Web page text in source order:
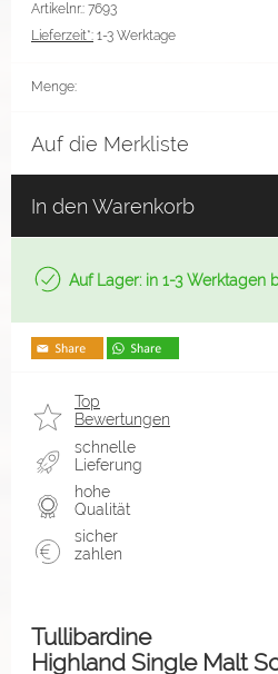
Artikelnr.: 7693
Lieferzeit*: 1-3 Werktage
Menge:
Auf die Merkliste
In den Warenkorb
Auf Lager: in 1-3 Werktagen
Top
Bewertungen
schnelle
Lieferung
hohe
Qualität
sicher
zahlen
Tullibardine
Highland Single Malt